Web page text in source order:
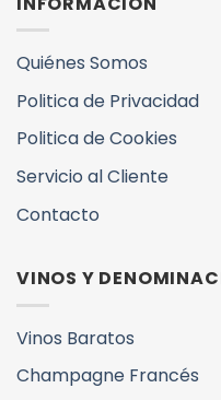
Quiénes Somos
Politica de Privacidad
Politica de Cookies
Servicio al Cliente
Contacto
VINOS Y
Vinos Baratos
Champagne Francés